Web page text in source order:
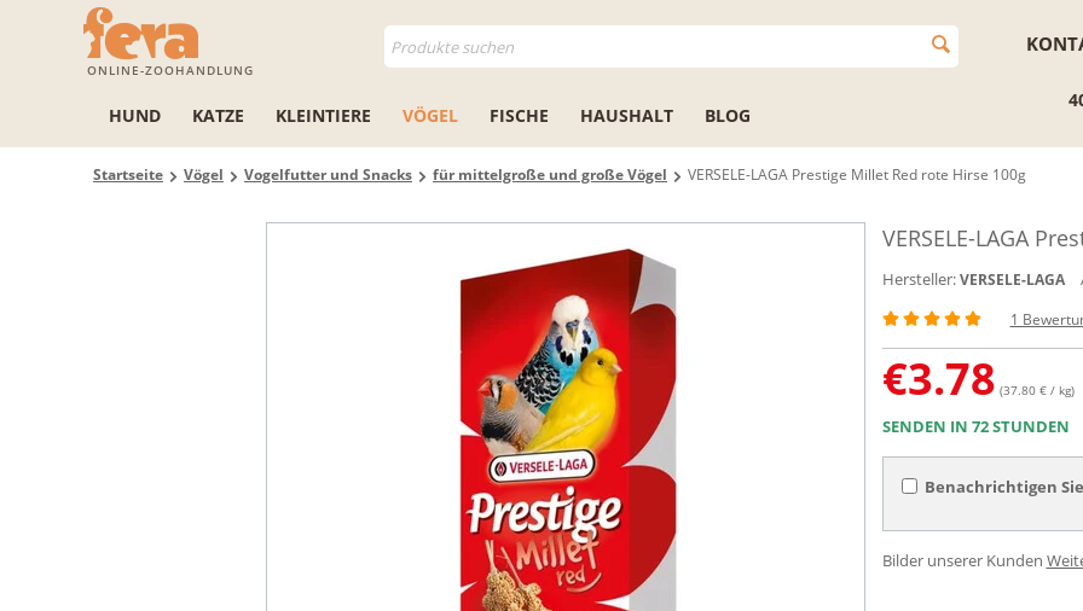
ONLINE-ZOOHANDLUNG
HUND KATZE KLEINTIERE VÖGEL FISCHE HAUSHALT BLOG
Startseite Vögel Vogelfutter und Snacks für mittelgroße und große Vögel VERSELE-LAGA Prestige Millet Red rote Hirse 100g
VERSELE-LAGA
Hersteller: VERSELE-LAGA
1
€3.78 (37.80 € / kg)
SENDEN IN 72 STUNDEN
Benachrichtigen
Bilder unserer Kunden